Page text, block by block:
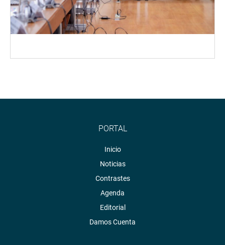
PORTAL
Inicio
Noticias
Contrastes
Agenda
Editorial
Damos Cuenta